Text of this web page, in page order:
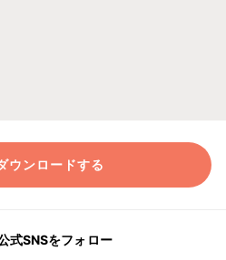
ウンロードする
式SNSをフォロー